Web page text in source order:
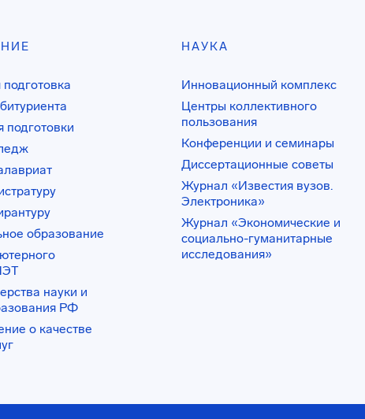
подготовки
образование
науки и
РФ
о качестве
НАУКА
Инновационный комплекс
Центры коллективного
пользования
Конференции и семинары
Диссертационные советы
Журнал «Известия вузов.
Электроника»
Журнал «Экономические и
социально-гуманитарные
исследования»